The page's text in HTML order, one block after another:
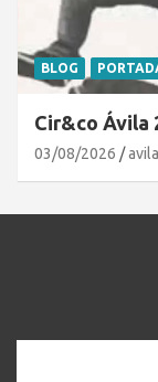
BLOG
Cir&co Ávila
03/08/2026